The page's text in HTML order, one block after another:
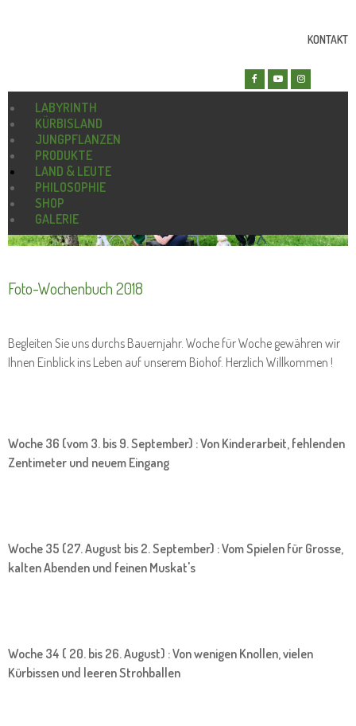
KONTAKT
LABYRINTH
KÜRBISLAND
JUNGPFLANZEN
PRODUKTE
LAND & LEUTE
PHILOSOPHIE
SHOP
GALERIE
Foto-Wochenbuch 2018
Begleiten Sie uns durchs Bauernjahr. Woche für Woche gewähren wir
Ihnen Einblick ins Leben auf unserem Biohof. Herzlich Willkommen !
Woche 36 (vom 3. bis 9. September) : Von Kinderarbeit, fehlenden
Zentimeter und neuem Eingang
Woche 35 (27. August bis 2. September) : Vom Spielen für Grosse,
kalten Abenden und feinen Muskat's
Woche 34 ( 20. bis 26. August) : Von wenigen Knollen, vielen
Kürbissen und leeren Strohballen